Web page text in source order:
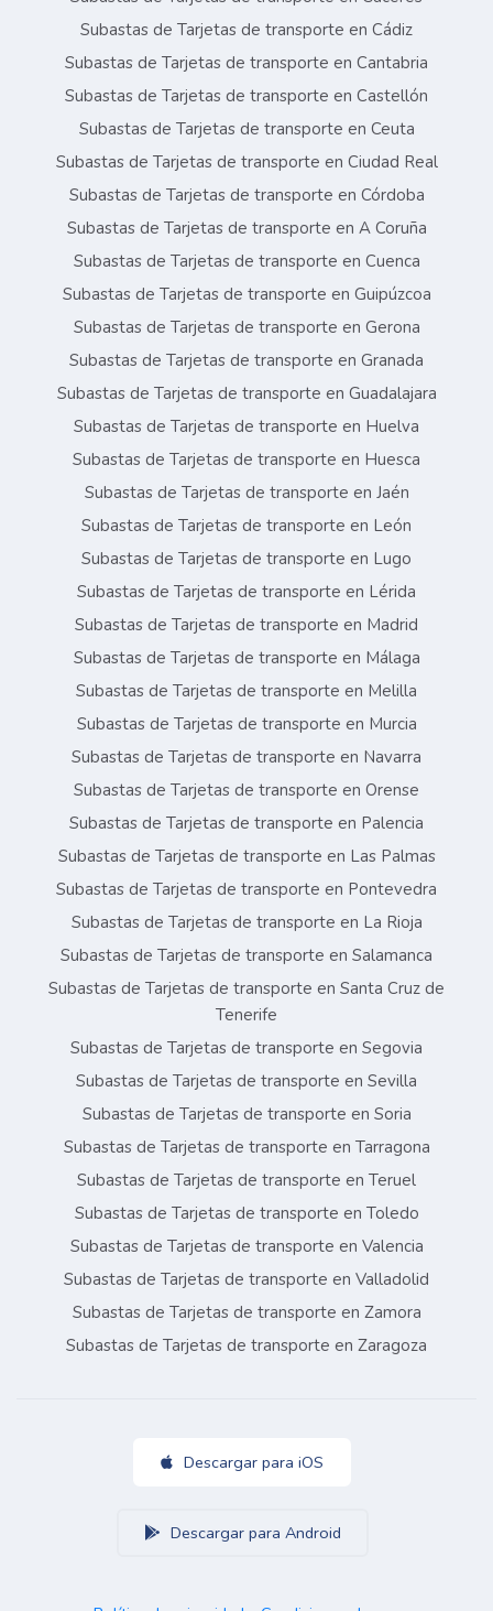
Subastas de Tarjetas de transporte en Cádiz
Subastas de Tarjetas de transporte en Cantabria
Subastas de Tarjetas de transporte en Castellón
Subastas de Tarjetas de transporte en Ceuta
Subastas de Tarjetas de transporte en Ciudad Real
Subastas de Tarjetas de transporte en Córdoba
Subastas de Tarjetas de transporte en A Coruña
Subastas de Tarjetas de transporte en Cuenca
Subastas de Tarjetas de transporte en Guipúzcoa
Subastas de Tarjetas de transporte en Gerona
Subastas de Tarjetas de transporte en Granada
Subastas de Tarjetas de transporte en Guadalajara
Subastas de Tarjetas de transporte en Huelva
Subastas de Tarjetas de transporte en Huesca
Subastas de Tarjetas de transporte en Jaén
Subastas de Tarjetas de transporte en León
Subastas de Tarjetas de transporte en Lugo
Subastas de Tarjetas de transporte en Lérida
Subastas de Tarjetas de transporte en Madrid
Subastas de Tarjetas de transporte en Málaga
Subastas de Tarjetas de transporte en Melilla
Subastas de Tarjetas de transporte en Murcia
Subastas de Tarjetas de transporte en Navarra
Subastas de Tarjetas de transporte en Orense
Subastas de Tarjetas de transporte en Palencia
Subastas de Tarjetas de transporte en Las Palmas
Subastas de Tarjetas de transporte en Pontevedra
Subastas de Tarjetas de transporte en La Rioja
Subastas de Tarjetas de transporte en Salamanca
Subastas de Tarjetas de transporte en Santa Cruz de
Tenerife
Subastas de Tarjetas de transporte en Segovia
Subastas de Tarjetas de transporte en Sevilla
Subastas de Tarjetas de transporte en Soria
Subastas de Tarjetas de transporte en Tarragona
Subastas de Tarjetas de transporte en Teruel
Subastas de Tarjetas de transporte en Toledo
Subastas de Tarjetas de transporte en Valencia
Subastas de Tarjetas de transporte en Valladolid
Subastas de Tarjetas de transporte en Zamora
Subastas de Tarjetas de transporte en Zaragoza
Descargar para iOS
Descargar para Android